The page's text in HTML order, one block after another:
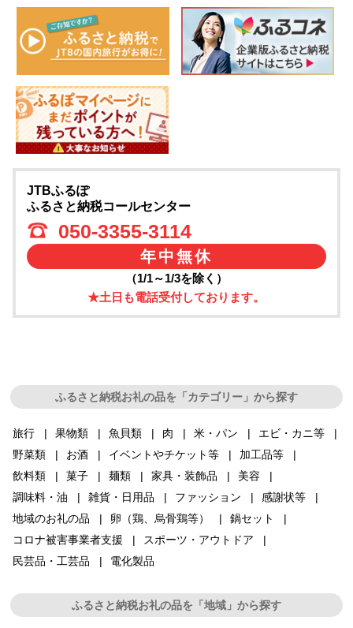
JTBふるぽ
ふるさと納税コールセンター
050-3355-3114
年中無休
（1/1～1/3を除く）
★土日も電話受付しております。
ふるさと納税お礼の品を「カテゴリー」から探す
旅行 果物類 魚貝類 肉 米・パン
エビ・カニ等
野菜類
お酒 イベントやチケット等
加工品等
飲料類
菓子 麺類 家具・装飾品
美容
調味料・油
雑貨・日用品 ファッション
感謝状等
地域のお礼の品
卵（鶏、烏骨鶏等）
鍋セット
コロナ被害事業者支援
スポーツ・アウトドア
民芸品・工芸品
電化製品
ふるさと納税お礼の品を「地域」から探す